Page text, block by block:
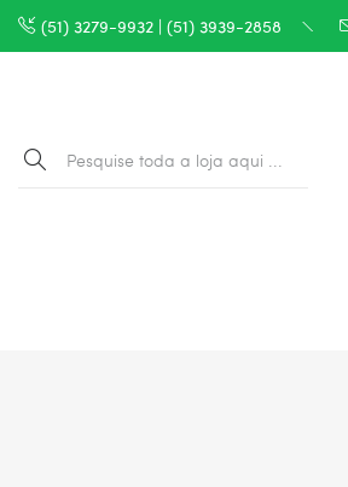
(51) 3279-9932 | (51) 3939-2858